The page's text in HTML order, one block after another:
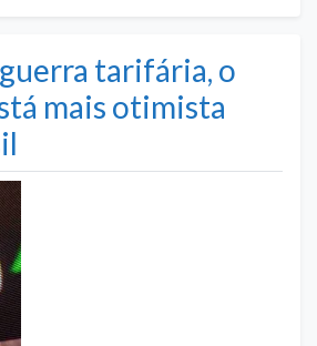
tarifária, o
mais otimista